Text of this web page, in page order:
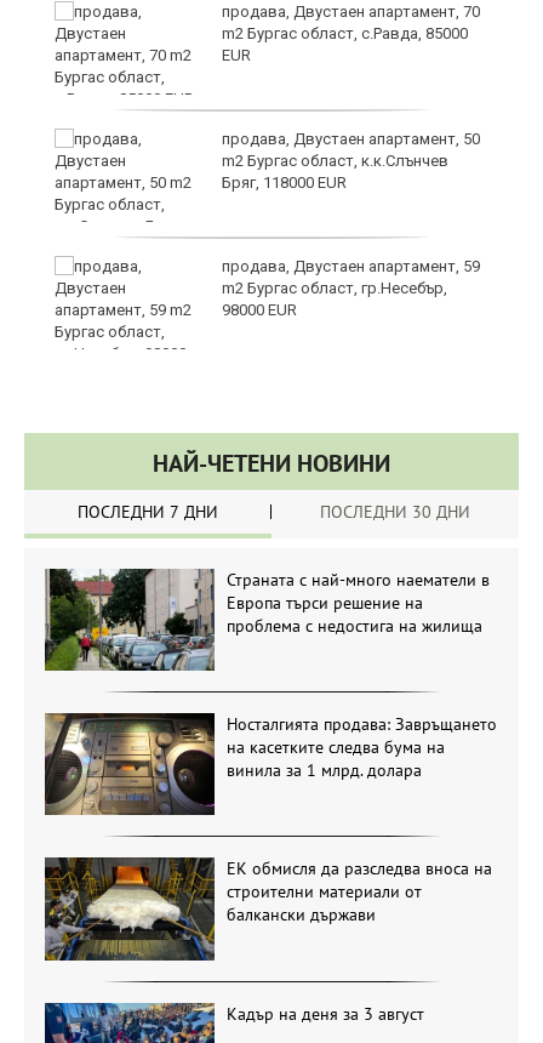
продава, Двустаен апартамент, 70
m2 Бургас област, с.Равда, 85000
EUR
продава, Двустаен апартамент, 50
m2 Бургас област, к.к.Слънчев
Бряг, 118000 EUR
продава, Двустаен апартамент, 59
m2 Бургас област, гр.Несебър,
98000 EUR
НАЙ-ЧЕТЕНИ НОВИНИ
ПОСЛЕДНИ 7 ДНИ ПОСЛЕДНИ 30 ДНИ
Страната с най-много наематели в
Европа търси решение на
проблема с недостига на жилища
Носталгията продава: Завръщането
на касетките следва бума на
винила за 1 млрд. долара
ЕК обмисля да разследва вноса на
строителни материали от
балкански държави
Кадър на деня за 3 август